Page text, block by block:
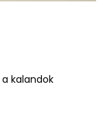
kalandok